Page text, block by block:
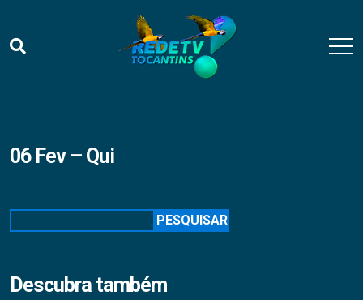
06 Fev – Qui
PESQUISAR
Descubra também